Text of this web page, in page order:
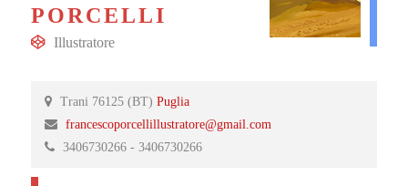
PORCELLI
Illustratore
Trani 76125 (BT) Puglia
francescoporcellillustratore@gmail.com
3406730266 - 3406730266